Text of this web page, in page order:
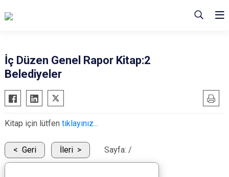
İç Düzen Genel Rapor Kitap:2
Belediyeler
Kitap için lütfen tıklayınız...
Geri İleri Sayfa: /